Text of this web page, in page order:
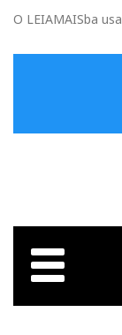
O LEIAMAISba